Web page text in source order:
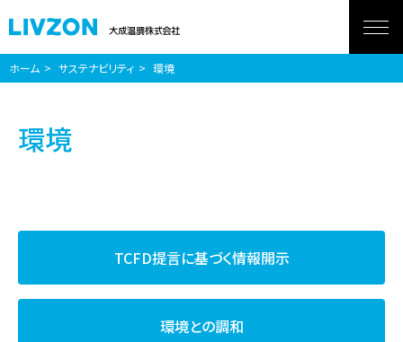
ホーム サステナビリティ 環境
環境
TCFD提言に基づく情報開示
環境との調和